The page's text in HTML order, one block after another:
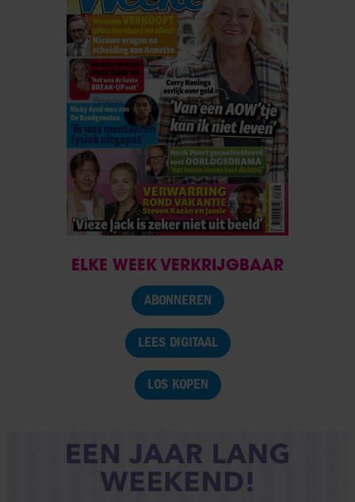
ELKE WEEK VERKRIJGBAAR
ABONNEREN
LEES DIGITAAL
LOS KOPEN